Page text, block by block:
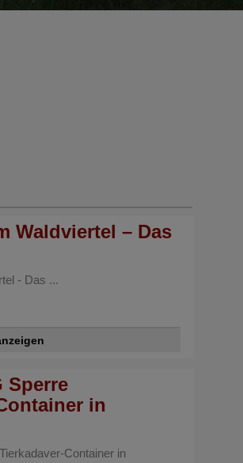
Waldviertel – Das
- Das ...
Sperre
in
Container in